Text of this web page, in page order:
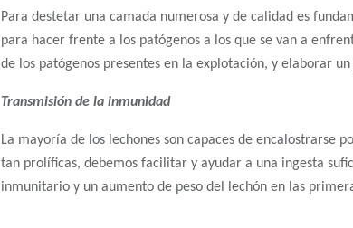
Para destetar una camada numerosa y de calidad es
para hacer frente a los patógenos a los que se van a
de los patógenos presentes en la explotación, y elaborar
Transmisión de la inmunidad
La mayoría de los lechones son capaces de encalostrarse
tan prolíficas, debemos facilitar y ayudar a una ingesta
inmunitario y un aumento de peso del lechón en las